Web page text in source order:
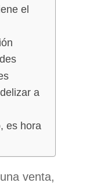
el
a
es hora
venta,